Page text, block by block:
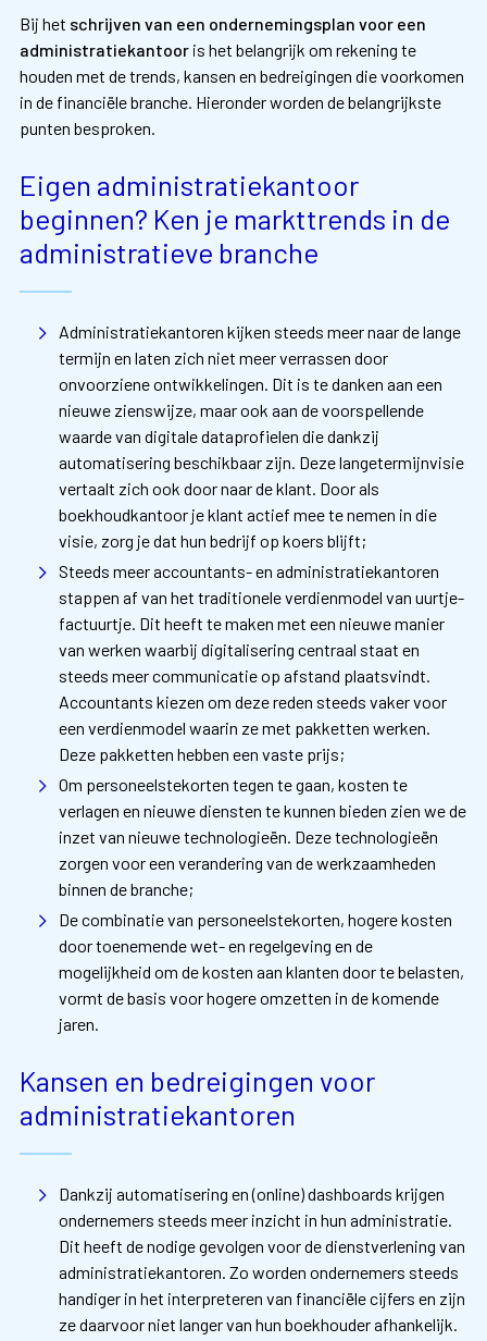
Bij het schrijven van een ondernemingsplan voor een
administratiekantoor is het belangrijk om rekening te
houden met de trends, kansen en bedreigingen die voorkomen
in de financiële branche. Hieronder worden de belangrijkste
punten besproken.
Eigen administratiekantoor
beginnen? Ken je markttrends in de
administratieve branche
Administratiekantoren kijken steeds meer naar de lange
termijn en laten zich niet meer verrassen door
onvoorziene ontwikkelingen. Dit is te danken aan een
nieuwe zienswijze, maar ook aan de voorspellende
waarde van digitale dataprofielen die dankzij
automatisering beschikbaar zijn. Deze langetermijnvisie
vertaalt zich ook door naar de klant. Door als
boekhoudkantoor je klant actief mee te nemen in die
visie, zorg je dat hun bedrijf op koers blijft;
Steeds meer accountants- en administratiekantoren
stappen af van het traditionele verdienmodel van uurtje-
factuurtje. Dit heeft te maken met een nieuwe manier
van werken waarbij digitalisering centraal staat en
steeds meer communicatie op afstand plaatsvindt.
Accountants kiezen om deze reden steeds vaker voor
een verdienmodel waarin ze met pakketten werken.
Deze pakketten hebben een vaste prijs;
Om personeelstekorten tegen te gaan, kosten te
verlagen en nieuwe diensten te kunnen bieden zien we de
inzet van nieuwe technologieën. Deze technologieën
zorgen voor een verandering van de werkzaamheden
binnen de branche;
De combinatie van personeelstekorten, hogere kosten
door toenemende wet- en regelgeving en de
mogelijkheid om de kosten aan klanten door te belasten,
vormt de basis voor hogere omzetten in de komende
jaren.
Kansen en bedreigingen voor
administratiekantoren
Dankzij automatisering en (online) dashboards krijgen
ondernemers steeds meer inzicht in hun administratie.
Dit heeft de nodige gevolgen voor de dienstverlening van
administratiekantoren. Zo worden ondernemers steeds
handiger in het interpreteren van financiële cijfers en zijn
ze daarvoor niet langer van hun boekhouder afhankelijk.